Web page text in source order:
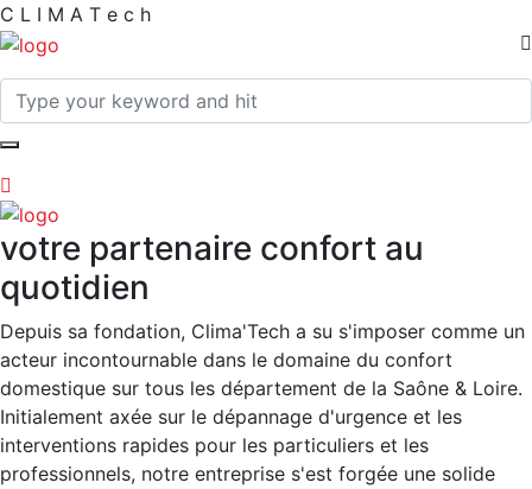
C L I M A T e c h
votre partenaire confort au
quotidien
Depuis sa fondation, Clima'Tech a su s'imposer comme un
acteur incontournable dans le domaine du confort
domestique sur tous les département de la Saône & Loire.
Initialement axée sur le dépannage d'urgence et les
interventions rapides pour les particuliers et les
professionnels, notre entreprise s'est forgée une solide